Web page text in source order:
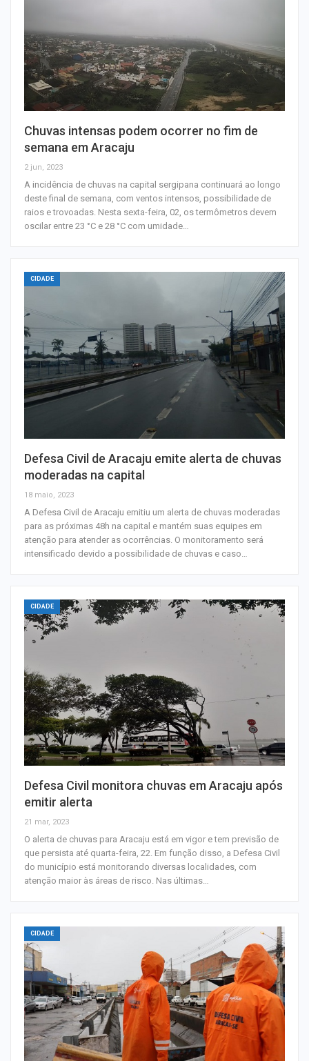
Chuvas intensas podem ocorrer no fim de
semana em Aracaju
2 jun, 2023
A incidência de chuvas na capital sergipana continuará ao longo
deste final de semana, com ventos intensos, possibilidade de
raios e trovoadas. Nesta sexta-feira, 02, os termômetros devem
oscilar entre 23 °C e 28 °C com umidade…
CIDADE
Defesa Civil de Aracaju emite alerta de chuvas
moderadas na capital
18 maio, 2023
A Defesa Civil de Aracaju emitiu um alerta de chuvas moderadas
para as próximas 48h na capital e mantém suas equipes em
atenção para atender as ocorrências. O monitoramento será
intensificado devido a possibilidade de chuvas e caso…
CIDADE
Defesa Civil monitora chuvas em Aracaju após
emitir alerta
21 mar, 2023
O alerta de chuvas para Aracaju está em vigor e tem previsão de
que persista até quarta-feira, 22. Em função disso, a Defesa Civil
do município está monitorando diversas localidades, com
atenção maior às áreas de risco. Nas últimas…
CIDADE